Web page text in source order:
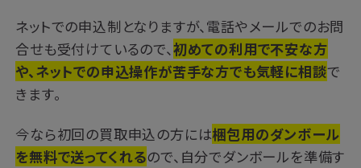
ネットでの申込制となりますが、電話やメールでのお問
合せも受付けているので、初めての利用で不安な方
や、ネットでの申込操作が苦手な方でも気軽に相談で
きます。
今なら初回の買取申込の方には梱包用のダンボール
を無料で送ってくれるので、自分でダンボールを準備す